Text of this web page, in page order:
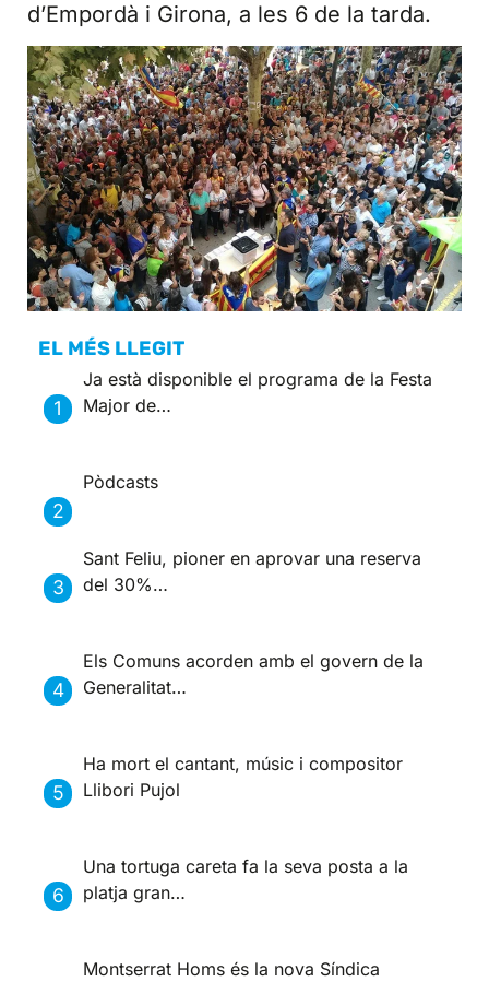
d’Empordà i Girona, a les 6 de la tarda.
EL MÉS LLEGIT
Ja està disponible el programa de la Festa
Major de…
Pòdcasts
Sant Feliu, pioner en aprovar una reserva
del 30%…
Els Comuns acorden amb el govern de la
Generalitat…
Ha mort el cantant, músic i compositor
Llibori Pujol
Una tortuga careta fa la seva posta a la
platja gran…
Montserrat Homs és la nova Síndica